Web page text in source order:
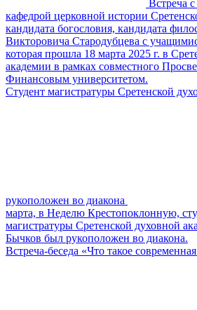
Встреча
кафедрой церковной истории
кандидата богословия, кандидата
Викторовича Стародубцева с
которая прошла 18 марта 2025 г. в
академии в рамках совместного
Финансовым университетом.
Студент магистратуры Сретенской
рукоположен во диакона
марта, в Неделю Крестопоклонную,
магистратуры Сретенской духовной
Бычков был рукоположен во диакона.
Встреча-беседа «Что такое